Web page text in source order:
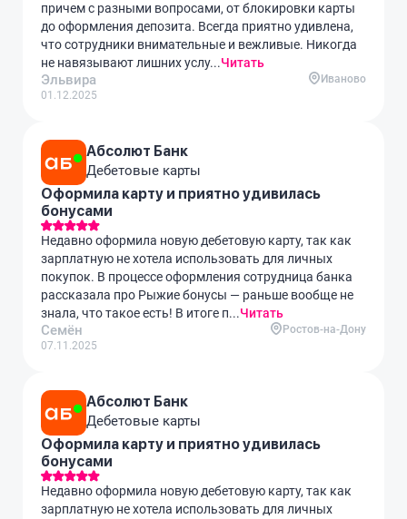
причем с разными вопросами, от блокировки карты
до оформления депозита. Всегда приятно удивлена,
что сотрудники внимательные и вежливые. Никогда
не навязывают лишних услу...Читать
Эльвира
01.12.2025
Иваново
Абсолют Банк
Дебетовые карты
Оформила карту и приятно удивилась
бонусами
Недавно оформила новую дебетовую карту, так как
зарплатную не хотела использовать для личных
покупок. В процессе оформления сотрудница банка
рассказала про Рыжие бонусы — раньше вообще не
знала, что такое есть! В итоге п...Читать
Семён
07.11.2025
Ростов-на-Дону
Абсолют Банк
Дебетовые карты
Оформила карту и приятно удивилась
бонусами
Недавно оформила новую дебетовую карту, так как
зарплатную не хотела использовать для личных